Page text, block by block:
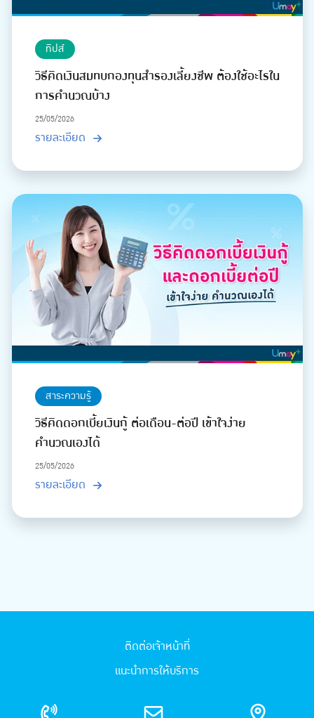
ทิปส์
วิธีคิดเงินสมทบกองทุนสำรองเลี้ยงชีพ ต้องใช้อะไรใน
การคำนวณบ้าง
25/05/2026
รายละเอียด
สาระความรู้
วิธีคิดดอกเบี้ยเงินกู้ ต่อเดือน-ต่อปี เข้าใจง่าย
คำนวณเองได้
25/05/2026
รายละเอียด
ติดต่อเจ้าหน้าที่
แนะนำการให้บริการ